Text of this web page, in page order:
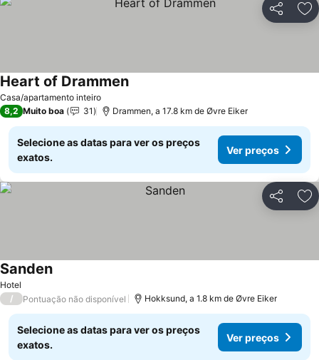
Partilhar
Casa/apartamento inteiro
Heart of Drammen
8,2 Muito boa 31 Drammen, a 17.8 km de Øvre Eiker
Selecione as datas para ver os preços
exatos.
Ver preços
Partilhar
Hotel
Sanden
/ Pontuação não disponível Hokksund, a 1.8 km de Øvre Eiker
Selecione as datas para ver os preços
exatos.
Ver preços